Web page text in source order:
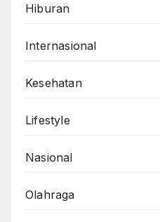
Hiburan
Internasional
Kesehatan
Lifestyle
Nasional
Olahraga